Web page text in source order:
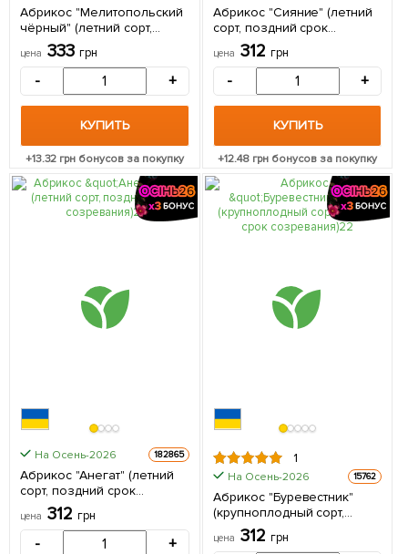
Абрикос "Мелитопольский
чёрный" (летний сорт,
среднего срока
созревания) 1 саженец в
цена 333 грн
- +
КУПИТЬ
+13.32 грн бонусов за покупку
Абрикос "Сияние" (летний
сорт, поздний срок
созревания) 1 саженец в
упаковке
цена 312 грн
- +
КУПИТЬ
+12.48 грн бонусов за покупку
На Осень-2026 182865
Абрикос "Анегат" (летний
сорт, поздний срок
созревания) 1 саженец в
упаковке
цена 312 грн
- +
1
На Осень-2026 15762
Абрикос "Буревестник"
(крупноплодный сорт,
ранний срок созревания) 1
саженец в упаковке
цена 312 грн